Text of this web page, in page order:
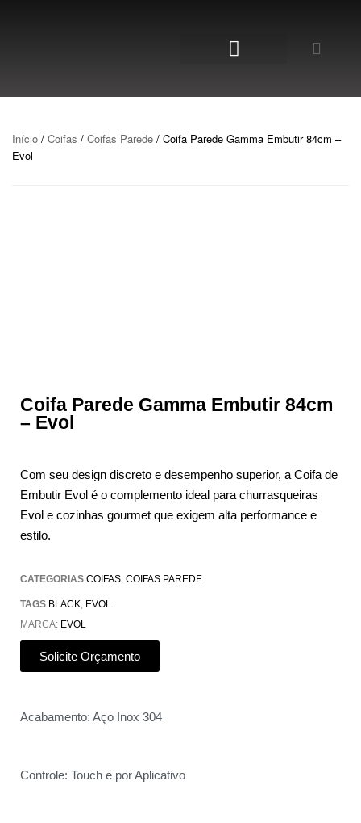
Início / Coifas / Coifas Parede / Coifa Parede Gamma Embutir 84cm –
Evol
Coifa Parede Gamma Embutir 84cm
– Evol
Com seu design discreto e desempenho superior, a Coifa de
Embutir Evol é o complemento ideal para churrasqueiras
Evol e cozinhas gourmet que exigem alta performance e
estilo.
CATEGORIAS COIFAS COIFAS PAREDE
TAGS BLACK EVOL
MARCA: EVOL
Solicite Orçamento
Acabamento: Aço Inox 304
Controle: Touch e por Aplicativo